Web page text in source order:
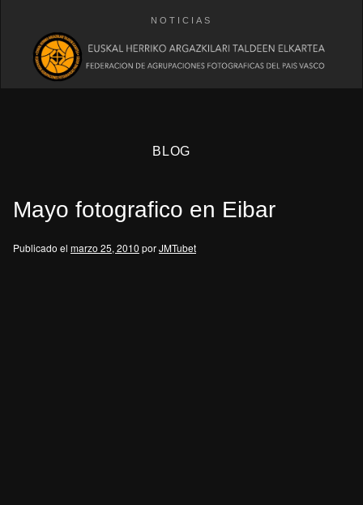
NOTICIAS
BLOG
Mayo fotografico en Eibar
Publicado el marzo 25, 2010 porJMTubet